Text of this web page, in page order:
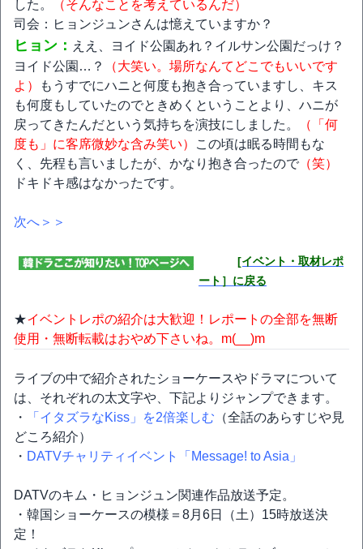
した。
（そんなことを考えているんだ）
司会：ヒョンジュンさんは憶えていますか？
ヒョン： ええ、ヨイド公園あれ？イルサン公園だっけ？
ヨイド公園…？
（大笑い。場所なんてどこでもいいです
よ）
もうすでにハニと何度も抱き合っていますし、キス
も何度もしていたのでときめくということより、ハニが
戻ってきたんだという気持ちを演技にしました。
（「何
度も」に客席微妙な含み笑い）
この頃は眠る時間もな
く、先程も言いましたが、かなり抱き合ったので （笑）
ドキドキ感はなかったです。
次へ＞＞
[イベント・取材レポ
ート］に戻る
★イベントレポの紹介は大歓迎！レポートの全部を無断
使用・無断転載はおやめ下さいね。m(__)m
ライブの中で紹介されたショーケースやドラマについて
は、それぞれの太文字や、下記よりジャンプできます。
・
「イタズラなKiss」を2倍楽しむ （全話のあらすじや見
どころ紹介）
・ DATVチャリティイベント「Message! to Asia」
DATVのキム・ヒョンジュン関連作品放送予定。
・韓国ショーケースの模様＝8月6日（土）15時放送決
定！